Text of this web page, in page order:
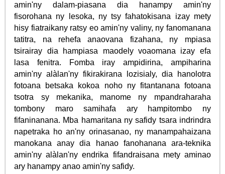
amin'ny dalam-piasana dia hanampy amin'ny
fisorohana ny lesoka, ny tsy fahatokisana izay mety
hisy fiatraikany ratsy eo amin'ny valiny, ny fanomanana
tatitra, na rehefa anaovana fizahana, ny mpiasa
tsirairay dia hampiasa maodely voaomana izay efa
lasa fenitra. Fomba iray ampidirina, ampiharina
amin'ny alàlan'ny fikirakirana lozisialy, dia hanolotra
fotoana betsaka kokoa noho ny fitantanana fotoana
tsotra sy mekanika, manome ny mpandraharaha
tombony maro samihafa ary hampitombo ny
fifaninanana. Mba hamaritana ny safidy tsara indrindra
napetraka ho an'ny orinasanao, ny manampahaizana
manokana anay dia hanao fanohanana ara-teknika
amin'ny alàlan'ny endrika fifandraisana mety aminao
ary hanampy anao amin'ny safidy.